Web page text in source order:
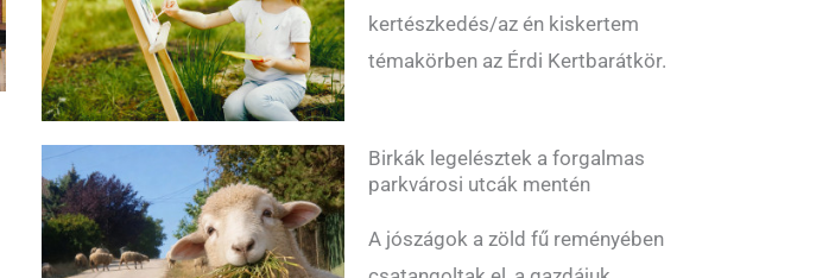
kertészkedés/az én kiskertem
témakörben az Érdi Kertbarátkör.
Birkák legelésztek a forgalmas
parkvárosi utcák mentén
A jószágok a zöld fű reményében